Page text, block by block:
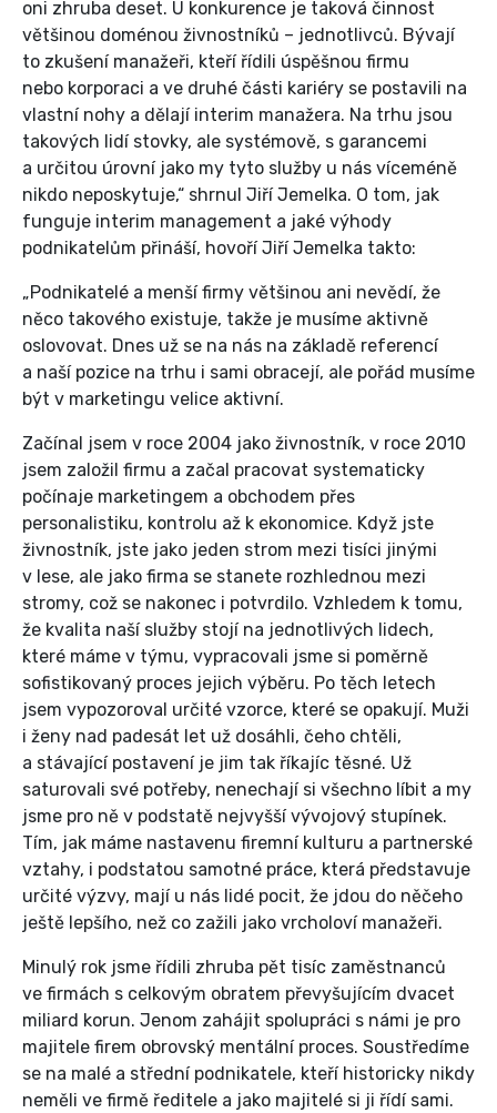
oni zhruba deset. U konkurence je taková činnost
většinou doménou živnostníků – jednotlivců. Bývají
to zkušení manažeři, kteří řídili úspěšnou firmu
nebo korporaci a ve druhé části kariéry se postavili na
vlastní nohy a dělají interim manažera. Na trhu jsou
takových lidí stovky, ale systémově, s garancemi
a určitou úrovní jako my tyto služby u nás víceméně
nikdo neposkytuje,“ shrnul Jiří Jemelka. O tom, jak
funguje interim management a jaké výhody
podnikatelům přináší, hovoří Jiří Jemelka takto:
„Podnikatelé a menší firmy většinou ani nevědí, že
něco takového existuje, takže je musíme aktivně
oslovovat. Dnes už se na nás na základě referencí
a naší pozice na trhu i sami obracejí, ale pořád musíme
být v marketingu velice aktivní.
Začínal jsem v roce 2004 jako živnostník, v roce 2010
jsem založil firmu a začal pracovat systematicky
počínaje marketingem a obchodem přes
personalistiku, kontrolu až k ekonomice. Když jste
živnostník, jste jako jeden strom mezi tisíci jinými
v lese, ale jako firma se stanete rozhlednou mezi
stromy, což se nakonec i potvrdilo. Vzhledem k tomu,
že kvalita naší služby stojí na jednotlivých lidech,
které máme v týmu, vypracovali jsme si poměrně
sofistikovaný proces jejich výběru. Po těch letech
jsem vypozoroval určité vzorce, které se opakují. Muži
i ženy nad padesát let už dosáhli, čeho chtěli,
a stávající postavení je jim tak říkajíc těsné. Už
saturovali své potřeby, nenechají si všechno líbit a my
jsme pro ně v podstatě nejvyšší vývojový stupínek.
Tím, jak máme nastavenu firemní kulturu a partnerské
vztahy, i podstatou samotné práce, která představuje
určité výzvy, mají u nás lidé pocit, že jdou do něčeho
ještě lepšího, než co zažili jako vrcholoví manažeři.
Minulý rok jsme řídili zhruba pět tisíc zaměstnanců
ve firmách s celkovým obratem převyšujícím dvacet
miliard korun. Jenom zahájit spolupráci s námi je pro
majitele firem obrovský mentální proces. Soustředíme
se na malé a střední podnikatele, kteří historicky nikdy
neměli ve firmě ředitele a jako majitelé si ji řídí sami.